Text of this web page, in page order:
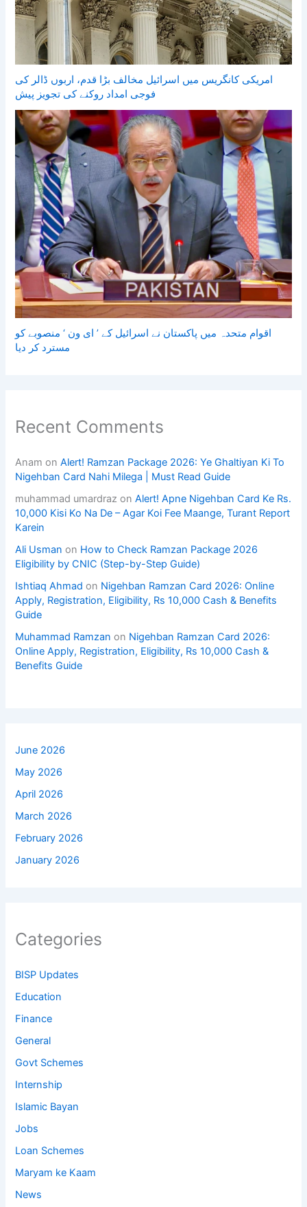
امریکی کانگریس میں اسرائیل مخالف بڑا قدم، اربوں ڈالر کی
فوجی امداد روکنے کی تجویز پیش
اقوام متحدہ میں پاکستان نے اسرائیل کے ’ ای ون ‘ منصوبے کو
مسترد کر دیا
Recent Comments
Anam onAlert! Ramzan Package 2026: Ye Ghaltiyan Ki To
Nigehban Card Nahi Milega | Must Read Guide
muhammad umardraz onAlert! Apne Nigehban Card Ke Rs.
10,000 Kisi Ko Na De – Agar Koi Fee Maange, Turant Report
Karein
Ali Usman on How to Check Ramzan Package 2026
Eligibility by CNIC (Step-by-Step Guide)
Ishtiaq Ahmad on Nigehban Ramzan Card 2026: Online
Apply, Registration, Eligibility, Rs 10,000 Cash & Benefits
Guide
Muhammad Ramzan on Nigehban Ramzan Card 2026:
Online Apply, Registration, Eligibility, Rs 10,000 Cash &
Benefits Guide
June 2026
May 2026
April 2026
March 2026
February 2026
January 2026
Categories
BISP Updates
Education
Finance
General
Govt Schemes
Internship
Islamic Bayan
Jobs
Loan Schemes
Maryam ke Kaam
News